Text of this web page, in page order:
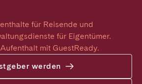
für Reisende und
für Eigentümer.
mit GuestReady.
werden